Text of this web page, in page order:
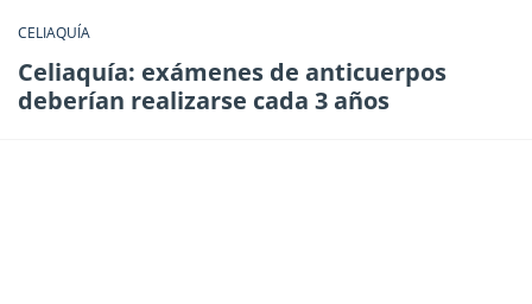
CELIAQUÍA
Celiaquía: exámenes de anticuerpos
deberían realizarse cada 3 años